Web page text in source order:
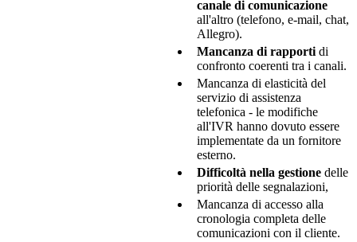
canale di comunicazione
all'altro (telefono, e-mail, chat,
Allegro).
Mancanza di rapporti di
confronto coerenti tra i canali.
Mancanza di elasticità del
servizio di assistenza
telefonica - le modifiche
all'IVR hanno dovuto essere
implementate da un fornitore
esterno.
Difficoltà nella gestione delle
priorità delle segnalazioni,
Mancanza di accesso alla
cronologia completa delle
comunicazioni con il cliente.